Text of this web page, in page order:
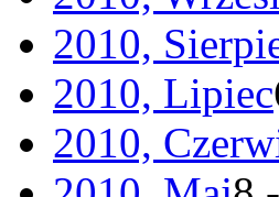
2010,
2010, Lipiec
2010,